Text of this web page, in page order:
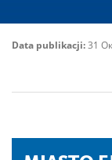
Data publikacji:31